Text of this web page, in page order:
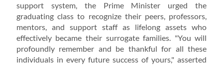
support system, the Prime Minister urged the
graduating class to recognize their peers, professors,
mentors, and support staff as lifelong assets who
effectively became their surrogate families. "You will
profoundly remember and be thankful for all these
individuals in every future success of yours," asserted